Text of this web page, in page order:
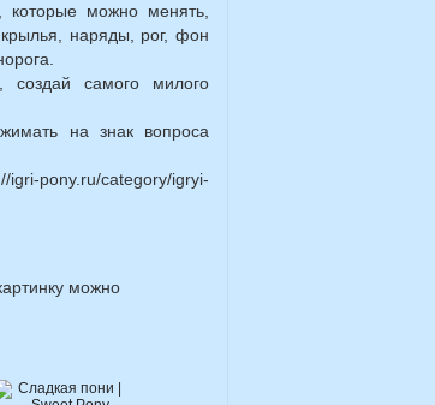
которые можно менять,
крылья, наряды, рог, фон
создай самого милого
на знак вопроса
igri-pony.ru/category/igryi-
можно